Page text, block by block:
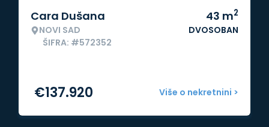
Cara Dušana
NOVI SAD
ŠIFRA: #572352
43 m2
DVOSOBAN
Više o nekretnini >
€137.920